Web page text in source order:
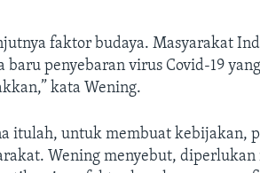
faktor budaya. Masyarakat
baru penyebaran virus Covid-19
kata Wening.
itulah, untuk membuat kebijakan,
Wening menyebut,